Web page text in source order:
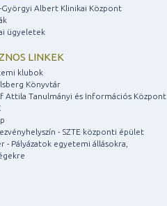
Györgyi Albert Klinikai Központ
ügyeletek
LINKEK
klubok
Könyvtár
Attila Tanulmányi és Információs Központ
- SZTE központi épület
- Pályázatok egyetemi állásokra,